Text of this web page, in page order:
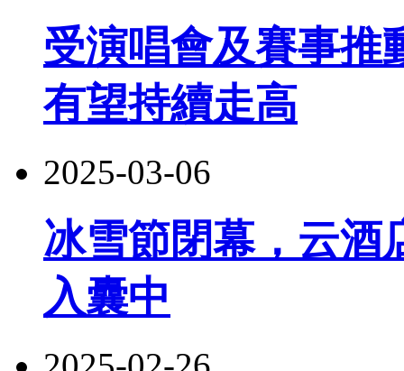
受演唱會及賽事推
有望持續走高
2025-03-06
冰雪節閉幕，云酒
入囊中